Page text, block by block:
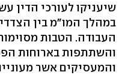
שיעניקו לעורכי הדין
במהלך המו"מ בין
העבודה. הטבות
והשתתפות בארוחות
והמעסיקים אשר